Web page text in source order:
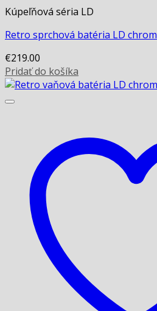
Kúpeľňová séria LD
Retro sprchová batéria LD chrom
€219.00
Pridať do košíka